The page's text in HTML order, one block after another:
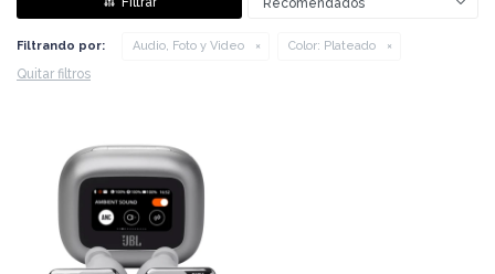
Recomendados
Filtrando por: Audio, Foto y Video Color: Plateado
Quitar filtros